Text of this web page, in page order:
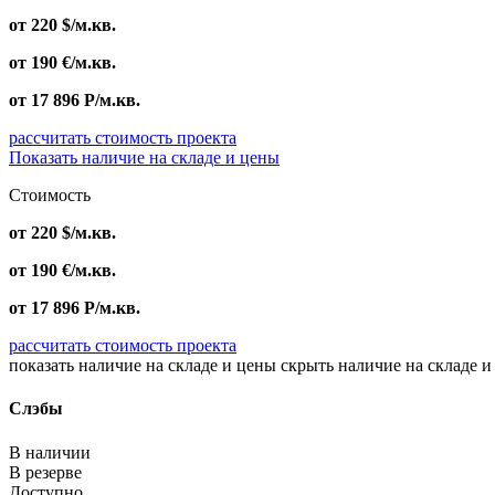
от 220 $/м.кв.
от 190 €/м.кв.
от 17 896 Р/м.кв.
рассчитать стоимость проекта
Показать наличие на складе и цены
Стоимость
от 220 $/м.кв.
от 190 €/м.кв.
от 17 896 Р/м.кв.
рассчитать стоимость проекта
показать наличие на складе и цены скрыть наличие на складе
Слэбы
В наличии
В резерве